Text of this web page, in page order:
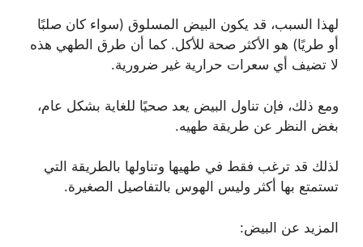
لهذا السبب، قد يكون البيض المسلوق (سواء كان صلبًا
أو طريًا) هو الأكثر صحة للأكل. كما أن طرق الطهي هذه
لا تضيف أي سعرات حرارية غير ضرورية.
ومع ذلك، فإن تناول البيض يعد صحيًا للغاية بشكل عام،
بغض النظر عن طريقة طهيه.
لذلك قد ترغب فقط في طهيها وتناولها بالطريقة التي
تستمتع بها أكثر وليس الهوس بالتفاصيل الصغيرة.
المزيد عن البيض: